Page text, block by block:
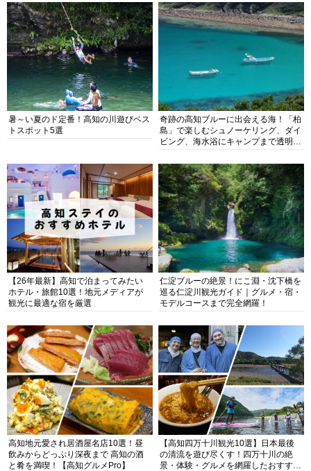
暑～い夏のド定番！高知の川遊びベス
トスポット5選
奇跡の高知ブルーに出会える海！「柏
島」で楽しむシュノーケリング、ダイ
ビング、海水浴にキャンプまで透明度
【26年最新】高知で泊まってみたい
ホテル・旅館10選！地元メディアが
観光に最適な宿を厳選
仁淀ブルーの絶景！にこ淵・沈下橋を
巡る仁淀川観光ガイド｜グルメ・宿・
モデルコースまで完全網羅！
高知地元愛され居酒屋名店10選！昼
飲みからどっぷり深夜まで 高知の酒
と肴を満喫！【高知グルメPro】
【高知四万十川観光10選】日本最後
の清流を遊び尽くす！四万十川の絶
景・体験・グルメを網羅したおすすめ